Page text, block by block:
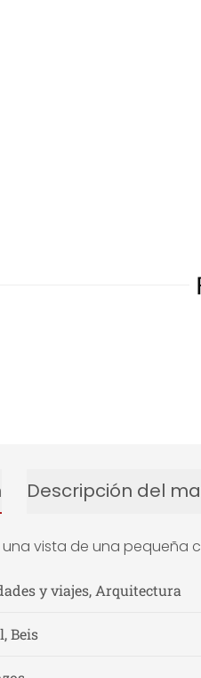
Descripción del
vista de una
y viajes, Arquitectura
Beis